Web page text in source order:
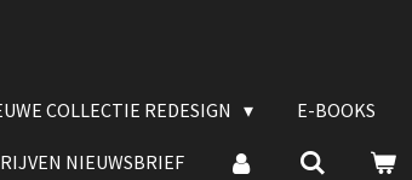
COLLECTIE REDESIGN E-BOOKS
NIEUWSBRIEF